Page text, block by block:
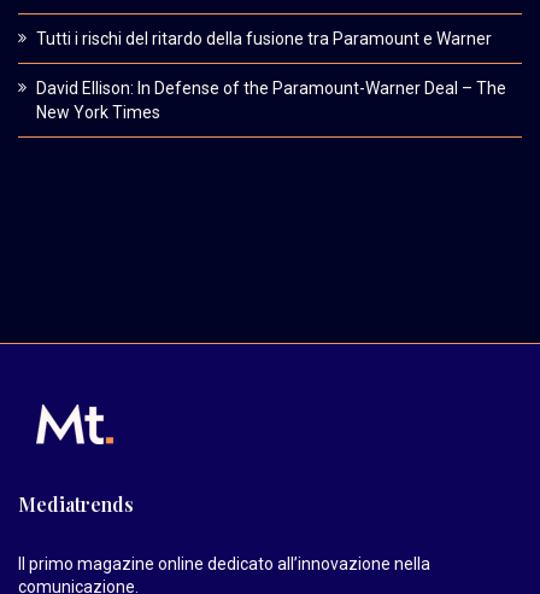
Tutti i rischi del ritardo della fusione tra Paramount e Warner
David Ellison: In Defense of the Paramount-Warner Deal – The
New York Times
Mediatrends
Il primo magazine online dedicato all’innovazione nella
comunicazione.